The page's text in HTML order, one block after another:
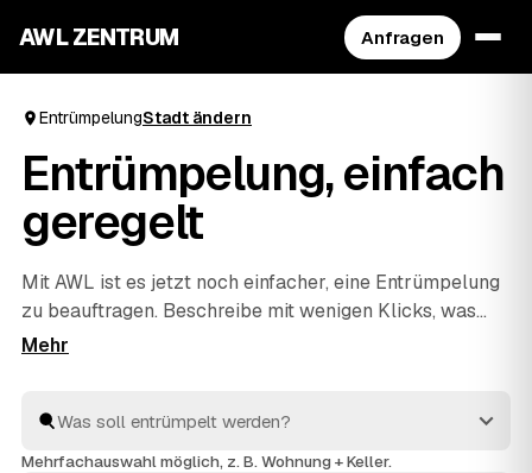
AWL ZENTRUM Anfragen
EntrümpelungStadt ändern
Entrümpelung, einfach
geregelt
Mit AWL ist es jetzt noch einfacher, eine Entrümpelung
zu beauftragen. Beschreibe mit wenigen Klicks, was
raus soll, und erhalte passende Festpreis-Angebote
– die Profis räumen schnell aus und entsorgen alles
fachgerecht. So ist dies die praktischste Art, deine
Mehrfachauswahl möglich, z. B. Wohnung + Keller.